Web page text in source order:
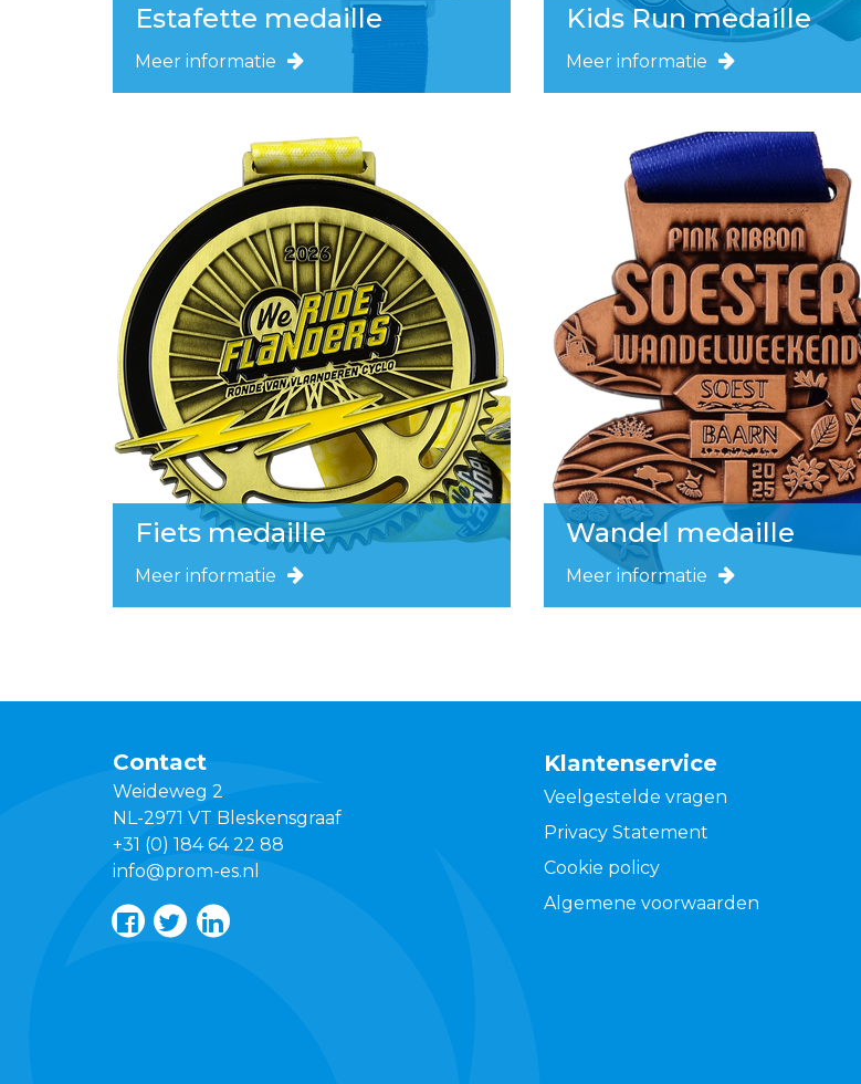
Estafette medaille
Meer informatie
Kids Run medaille
Meer informatie
Fiets medaille
Meer informatie
Wandel medaille
Meer informatie
Contact
Weideweg 2
NL-2971 VT Bleskensgraaf
+31 (0) 184 64 22 88
info@prom-es.nl
Klantenservice
Veelgestelde vragen
Privacy Statement
Cookie policy
Algemene voorwaarden